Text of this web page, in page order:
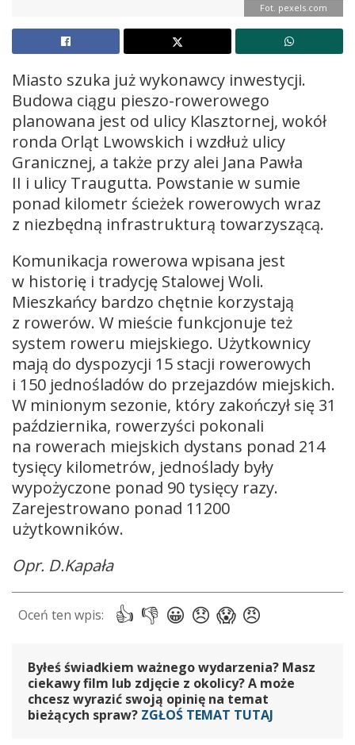
Fot. pexels.com
Miasto szuka już wykonawcy inwestycji.
Budowa ciągu pieszo-rowerowego
planowana jest od ulicy Klasztornej, wokół
ronda Orląt Lwowskich i wzdłuż ulicy
Granicznej, a także przy alei Jana Pawła
II i ulicy Traugutta. Powstanie w sumie
ponad kilometr ścieżek rowerowych wraz
z niezbędną infrastrukturą towarzyszącą.
Komunikacja rowerowa wpisana jest
w historię i tradycję Stalowej Woli.
Mieszkańcy bardzo chętnie korzystają
z rowerów. W mieście funkcjonuje też
system roweru miejskiego. Użytkownicy
mają do dyspozycji 15 stacji rowerowych
i 150 jednośladów do przejazdów miejskich.
W minionym sezonie, który zakończył się 31
października, rowerzyści pokonali
na rowerach miejskich dystans ponad 214
tysięcy kilometrów, jednoślady były
wypożyczone ponad 90 tysięcy razy.
Zarejestrowano ponad 11200
użytkowników.
Opr. D.Kapała
Byłeś świadkiem ważnego wydarzenia? Masz
ciekawy film lub zdjęcie z okolicy? A może
chcesz wyrazić swoją opinię na temat
bieżących spraw? ZGŁOŚ TEMAT TUTAJ